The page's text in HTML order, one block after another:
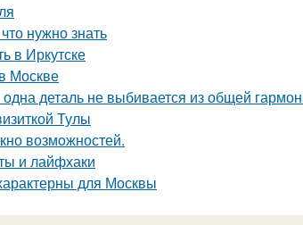
нужно знать
в Иркутске
Москве
деталь не выбивается из общей
Тулы
возмoжностей.
и лайфхаки
для Москвы